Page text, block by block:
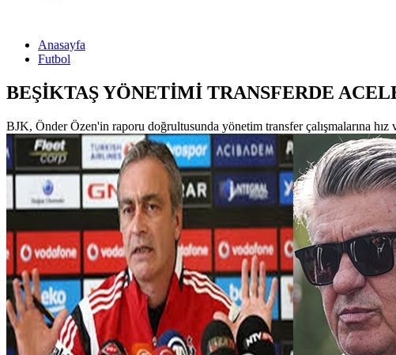
Anasayfa
Futbol
BEŞİKTAŞ YÖNETİMİ TRANSFERDE
BJK, Önder Özen'in raporu doğrultusunda yönetim transfer çalışmalarına hız